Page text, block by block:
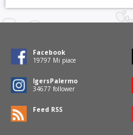
Facebook
19797 Mi piace
IgersPalermo
34677 follower
Feed RSS